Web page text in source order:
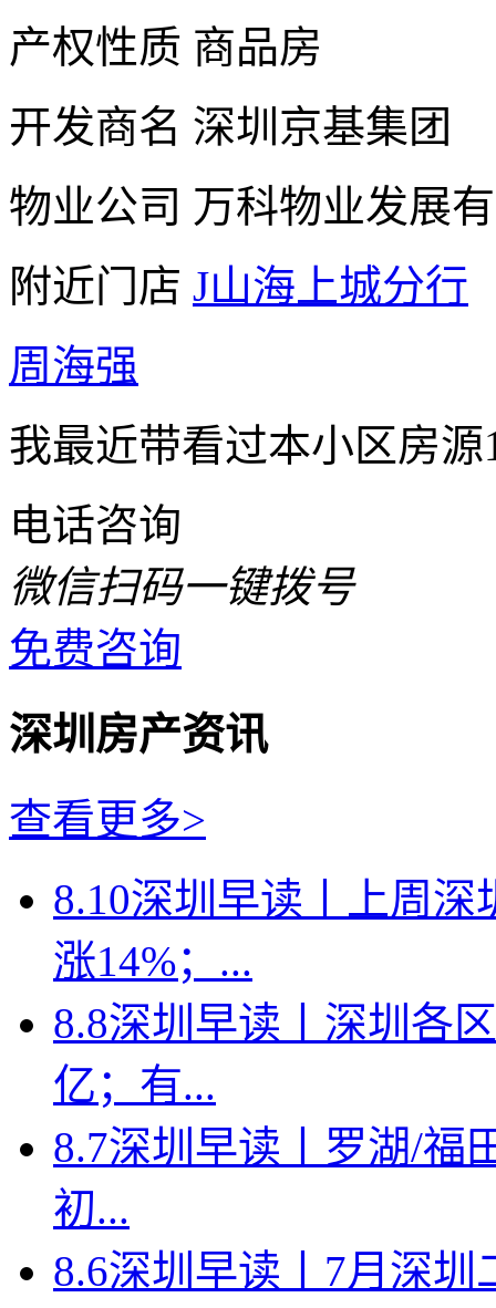
产权性质 商品房
开发商名 深圳京基集团
物业公司 万科物业发展
附近门店 J山海上城分行
周海强
我最近带看过本小区房
电话咨询
微信扫码一键拨号
免费咨询
深圳房产资讯
查看更多>
8.10深圳早读丨上周
涨14%；...
8.8深圳早读丨深圳各
亿；有...
8.7深圳早读丨罗湖/福
初...
8.6深圳早读丨7月深